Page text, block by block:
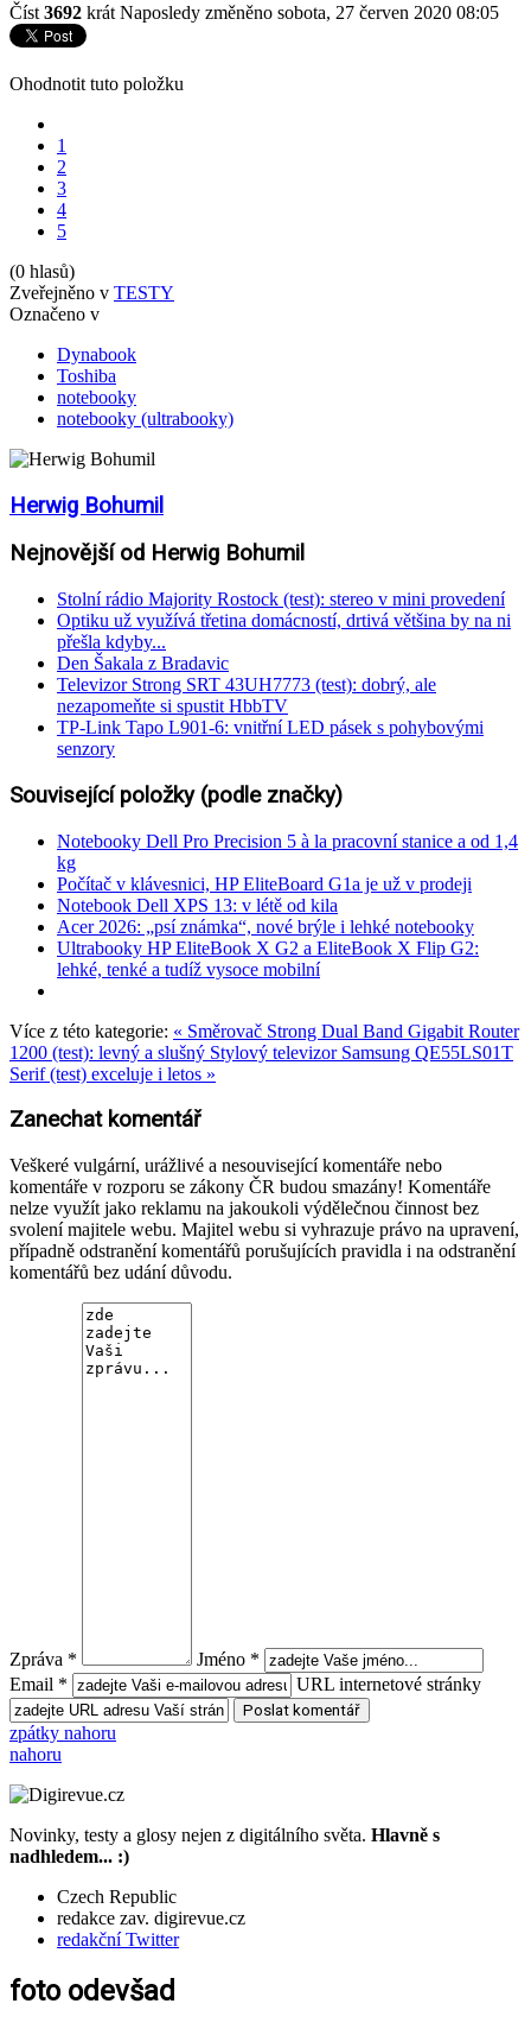
Číst 3692 krát Naposledy změněno sobota, 27 červen 2020 08:05
Ohodnotit tuto položku
1
2
3
4
5
(0 hlasů)
Zveřejněno v TESTY
Označeno v
Dynabook
Toshiba
notebooky
notebooky (ultrabooky)
Herwig Bohumil
Nejnovější od Herwig Bohumil
Stolní rádio Majority Rostock (test): stereo v mini provedení
Optiku už využívá třetina domácností, drtivá většina by na ni
přešla kdyby...
Den Šakala z Bradavic
Televizor Strong SRT 43UH7773 (test): dobrý, ale
nezapomeňte si spustit HbbTV
TP-Link Tapo L901-6: vnitřní LED pásek s pohybovými
senzory
Související položky (podle značky)
Notebooky Dell Pro Precision 5 à la pracovní stanice a od 1,4
kg
Počítač v klávesnici, HP EliteBoard G1a je už v prodeji
Notebook Dell XPS 13: v létě od kila
Acer 2026: „psí známka“, nové brýle i lehké notebooky
Ultrabooky HP EliteBook X G2 a EliteBook X Flip G2:
lehké, tenké a tudíž vysoce mobilní
Více z této kategorie: « Směrovač Strong Dual Band Gigabit Router
1200 (test): levný a slušný Stylový televizor Samsung QE55LS01T
Serif (test) exceluje i letos »
Zanechat komentář
Veškeré vulgární, urážlivé a nesouvisející komentáře nebo
komentáře v rozporu se zákony ČR budou smazány! Komentáře
nelze využít jako reklamu na jakoukoli výdělečnou činnost bez
svolení majitele webu. Majitel webu si vyhrazuje právo na upravení,
případně odstranění komentářů porušujících pravidla i na odstranění
komentářů bez udání důvodu.
Zpráva *
Jméno *
Email *
URL internetové stránky
zpátky nahoru
nahoru
Novinky, testy a glosy nejen z digitálního světa. Hlavně s
nadhledem... :)
Czech Republic
redakce zav. digirevue.cz
redakční Twitter
foto odevšad